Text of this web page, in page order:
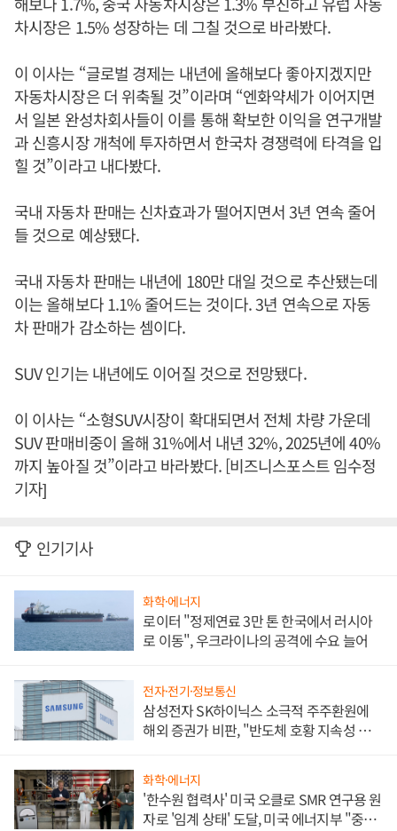
차시장은 1.5% 성장하는 데 그칠 것으로 바라봤다.
이 이사는 “글로벌 경제는 내년에 올해보다 좋아지겠지만
자동차시장은 더 위축될 것”이라며 “엔화약세가 이어지면
서 일본 완성차회사들이 이를 통해 확보한 이익을 연구개발
과 신흥시장 개척에 투자하면서 한국차 경쟁력에 타격을 입
힐 것”이라고 내다봤다.
국내 자동차 판매는 신차효과가 떨어지면서 3년 연속 줄어
들 것으로 예상됐다.
국내 자동차 판매는 내년에 180만 대일 것으로 추산됐는데
이는 올해보다 1.1% 줄어드는 것이다. 3년 연속으로 자동
차 판매가 감소하는 셈이다.
SUV 인기는 내년에도 이어질 것으로 전망됐다.
이 이사는 “소형SUV시장이 확대되면서 전체 차량 가운데
SUV 판매비중이 올해 31%에서 내년 32%, 2025년에 40%
까지 높아질 것”이라고 바라봤다. [비즈니스포스트 임수정
기자]
인기기사
화학·에너지
로이터 "정제연료 3만 톤 한국에서 러시아
로 이동", 우크라이나의 공격에 수요 늘어
전자·전기·정보통신
삼성전자 SK하이닉스 소극적 주주환원에
해외 증권가 비판, "반도체 호황 지속성 의
화학·에너지
'한수원 협력사' 미국 오클로 SMR 연구용 원
자로 '임계 상태' 도달, 미국 에너지부 "중요